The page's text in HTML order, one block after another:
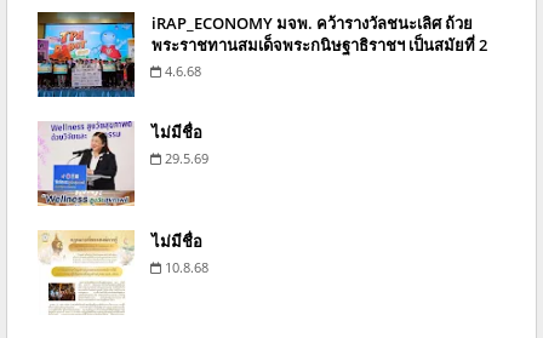
iRAP_ECONOMY มจพ. คว้ารางวัลชนะเลิศ ถ้วย
พระราชทานสมเด็จพระกนิษฐาธิราชฯ เป็นสมัยที่ 2
4.6.68
ไม่มีชื่อ
29.5.69
ไม่มีชื่อ
10.8.68